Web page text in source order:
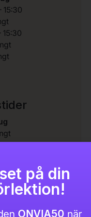
15:30
15:30
på din
ONVIA50 när